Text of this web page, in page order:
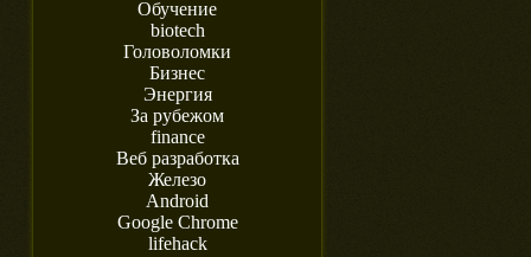
Обучение
biotech
Головоломки
Бизнес
Энергия
За рубежом
finance
Веб разработка
Железо
Android
Google Chrome
lifehack